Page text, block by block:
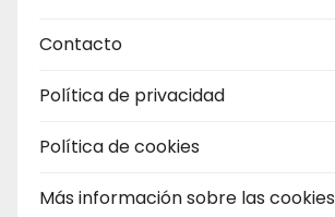
Contacto
Política de privacidad
Política de cookies
Más información sobre las cookies